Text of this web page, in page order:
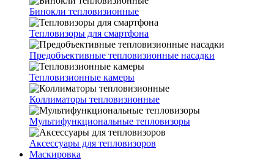
Бинокли тепловизионные
Тепловизоры для смартфона
Предобъективные тепловизионные насадки
Тепловизионные камеры
Коллиматоры тепловизионные
Мультифункциональные тепловизоры
Аксессуары для тепловизоров
Маскировка